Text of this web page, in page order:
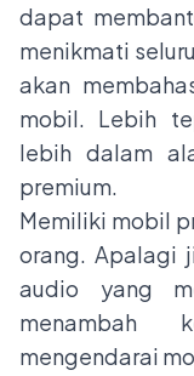
dapat
menikmati
akan
mobil. Lebih
lebih dalam
premium.
Memiliki mobil
orang. Apalagi
audio yang
menambah
mengendarai